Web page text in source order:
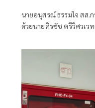
นายอนุสรณ์ ธรรมใจ สส
ด้วยนายศิรชัช ตรีวิศวเว
พัฒนาอย่างยั่งยืน แถลงคั